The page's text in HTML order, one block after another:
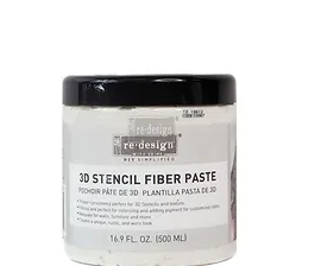
Schnellansicht
Malerband "Premium Masking Tape"
für saubere Kanten
ab6,20 €
Sale-Preis
inkl. MwSt.|zzgl. Versandkosten